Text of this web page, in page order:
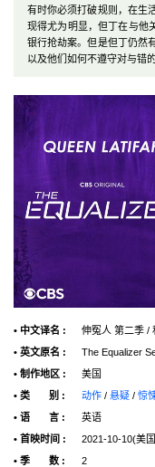
有时你必须打破规则，在生
现得尤为明显，但丁在与他
银行抢劫案。但是但丁仍然
以及他们如何不遵守对与错的
• 中文译名 :
伸冤人 第二季 /
• 英文原名 :
The Equalizer
• 制作地区 :
美国
• 类 别 :
动作 / 悬疑 / 惊
• 语 言 :
英语
• 首映时间 :
2021-10-10(美
• 季 数 :
2